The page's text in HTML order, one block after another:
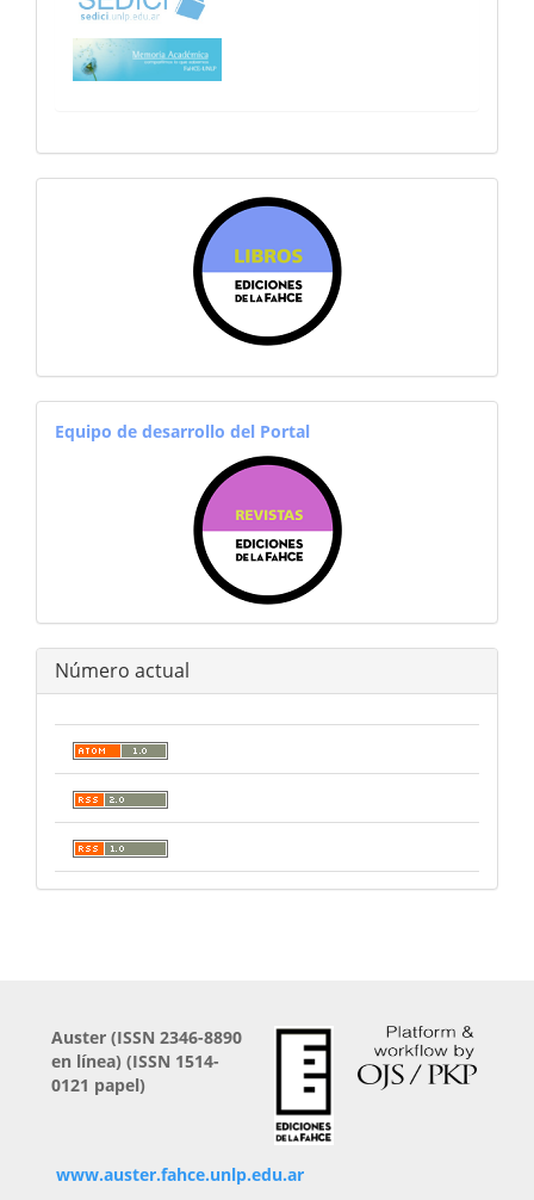
equiporevistas
Equipo de desarrollo del Portal
Número actual
Auster (ISSN 2346-8890
en línea) (ISSN 1514-
0121 papel)
www.auster.fahce.unlp.edu.ar